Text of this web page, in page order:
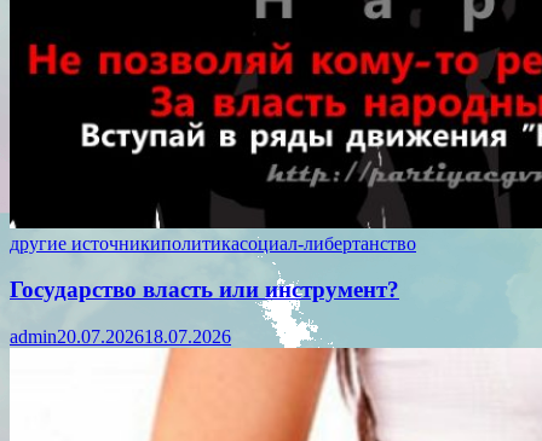
другие источникиполитикасоциал-либертанство
Государство власть или инструмент?
admin20.07.202618.07.2026